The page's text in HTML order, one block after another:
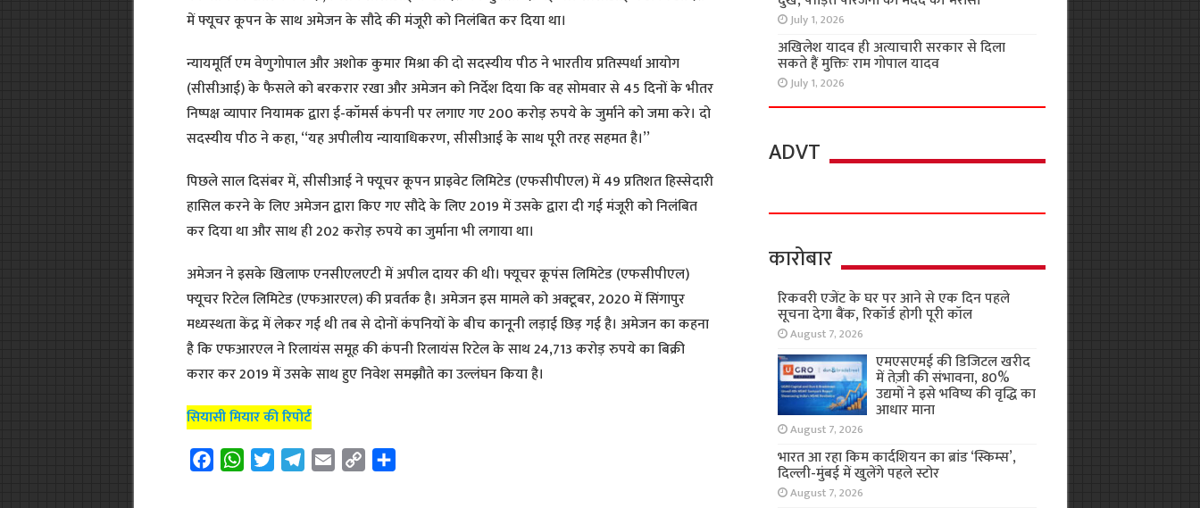
में फ्यूचर कूपन के साथ अमेजन के सौदे की मंजूरी को निलंबित कर दिया था।
न्यायमूर्ति एम वेणुगोपाल और अशोक कुमार मिश्रा की दो सदस्यीय पीठ ने भारतीय प्रतिस्पर्धा आयोग
(सीसीआई) के फैसले को बरकरार रखा और अमेजन को निर्देश दिया कि वह सोमवार से 45 दिनों के भीतर
निष्पक्ष व्यापार नियामक द्वारा ई-कॉमर्स कंपनी पर लगाए गए 200 करोड़ रुपये के जुर्माने को जमा करे। दो
सदस्यीय पीठ ने कहा, ‘‘यह अपीलीय न्यायाधिकरण, सीसीआई के साथ पूरी तरह सहमत है।’’
पिछले साल दिसंबर में, सीसीआई ने फ्यूचर कूपन प्राइवेट लिमिटेड (एफसीपीएल) में 49 प्रतिशत हिस्सेदारी
हासिल करने के लिए अमेजन द्वारा किए गए सौदे के लिए 2019 में उसके द्वारा दी गई मंजूरी को निलंबित
कर दिया था और साथ ही 202 करोड़ रुपये का जुर्माना भी लगाया था।
अमेजन ने इसके खिलाफ एनसीएलएटी में अपील दायर की थी। फ्यूचर कूपंस लिमिटेड (एफसीपीएल)
फ्यूचर रिटेल लिमिटेड (एफआरएल) की प्रवर्तक है। अमेजन इस मामले को अक्टूबर, 2020 में सिंगापुर
मध्यस्थता केंद्र में लेकर गई थी तब से दोनों कंपनियों के बीच कानूनी लड़ाई छिड़ गई है। अमेजन का कहना
है कि एफआरएल ने रिलायंस समूह की कंपनी रिलायंस रिटेल के साथ 24,713 करोड़ रुपये का बिक्री
करार कर 2019 में उसके साथ हुए निवेश समझौते का उल्लंघन किया है।
सियासी मियार की रिपोर्ट
W
July 1, 2026
अखिलेश यादव ही अत्याचारी सरकार से दिला
सकते हैं मुक्तिः राम गोपाल यादव
July 1, 2026
ADVT
कारोबार
रिकवरी एजेंट के घर पर आने से एक दिन पहले
सूचना देगा बैंक, रिकॉर्ड होगी पूरी कॉल
August 7, 2026
एमएसएमई की डिजिटल खरीद
में तेज़ी की संभावना, 80%
उद्यमों ने इसे भविष्य की वृद्धि का
आधार माना
August 7, 2026
भारत आ रहा किम कार्दशियन का ब्रांड ‘स्किम्स’,
दिल्ली-मुंबई में खुलेंगे पहले स्टोर
August 7, 2026